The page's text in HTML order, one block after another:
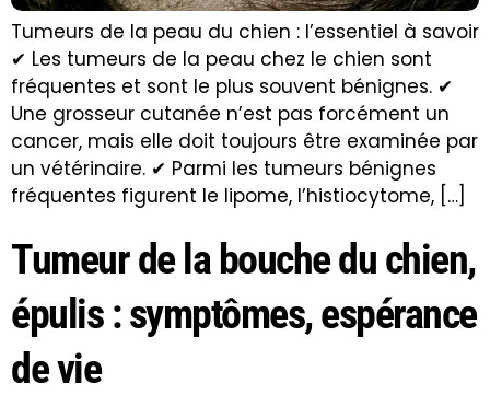
Tumeurs de la peau du chien : l’essentiel à savoir
✔ Les tumeurs de la peau chez le chien sont
fréquentes et sont le plus souvent bénignes. ✔
Une grosseur cutanée n’est pas forcément un
cancer, mais elle doit toujours être examinée par
un vétérinaire. ✔ Parmi les tumeurs bénignes
fréquentes figurent le lipome, l’histiocytome, […]
Tumeur de la bouche du chien,
épulis : symptômes, espérance
de vie